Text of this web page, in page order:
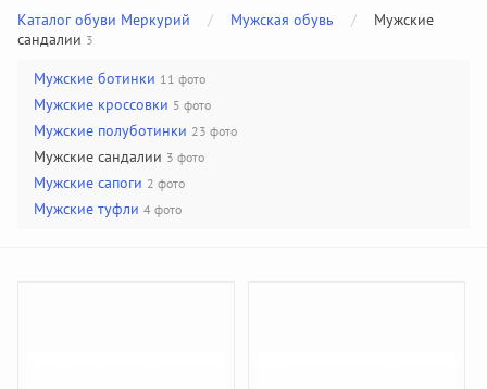
Каталог обуви Меркурий / Мужская обувь /
Мужские
сандалии 3
Мужские ботинки 11 фото
Мужские кроссовки 5 фото
Мужские полуботинки 23 фото
Мужские сандалии 3 фото
Мужские сапоги 2 фото
Мужские туфли 4 фото